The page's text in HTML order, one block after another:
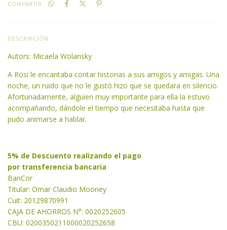
COMPARTIR
DESCRIPCIÓN
Autors: Micaela Wolansky
A Rosi le encantaba contar historias a sus amigos y amigas. Una
noche, un ruido que no le gustó hizo que se quedara en silencio.
Afortunadamente, alguien muy importante para ella la estuvo
acompañando, dándole el tiempo que necesitaba hasta que
pudo animarse a hablar.
5% de Descuento realizando el pago
por transferencia bancaria
BanCor
Titular: Omar Claudio Mooney
Cuit: 20129870991
CAJA DE AHORROS N°: 0020252605
CBU: 0200350211000020252658